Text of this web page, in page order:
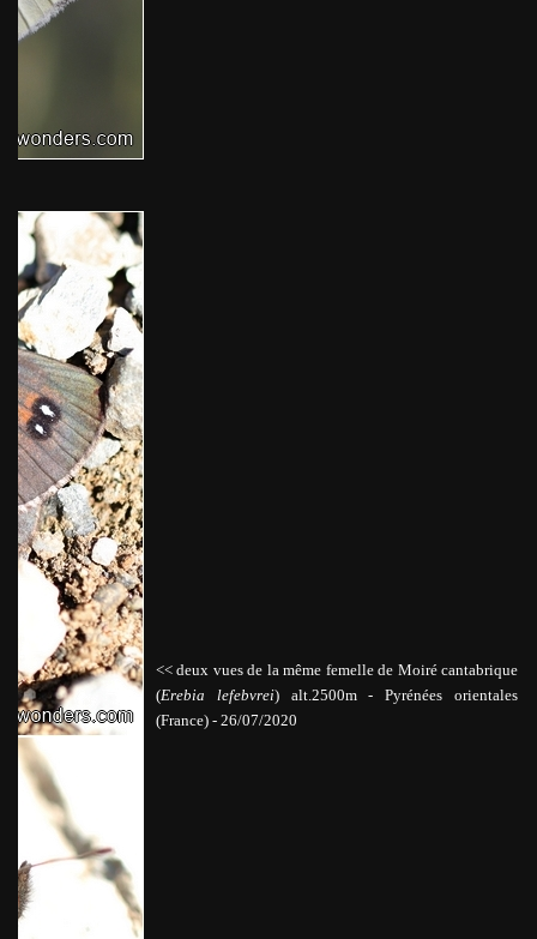
<< deux vues de la même femelle de Moiré cantabrique
(Erebia lefebvrei) alt.2500m-Pyrénées orientales
(France) - 26/07/2020